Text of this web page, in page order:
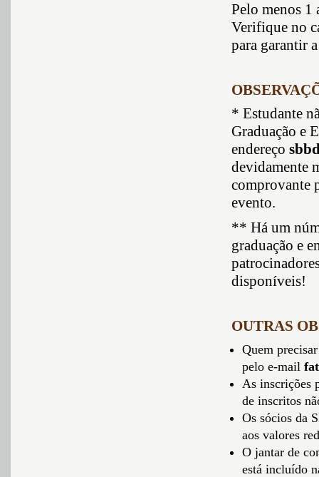
Pelo menos 1
Verifique no
para garantir
* Estudante
Graduação e
endereço
devidamente
comprovante
evento.
** Há um
graduação e
disponíveis!
OUTRAS
Quem
pelo e-mail
As inscrições
de inscritos
Os sócios da
aos valores
O jantar de
está incluído